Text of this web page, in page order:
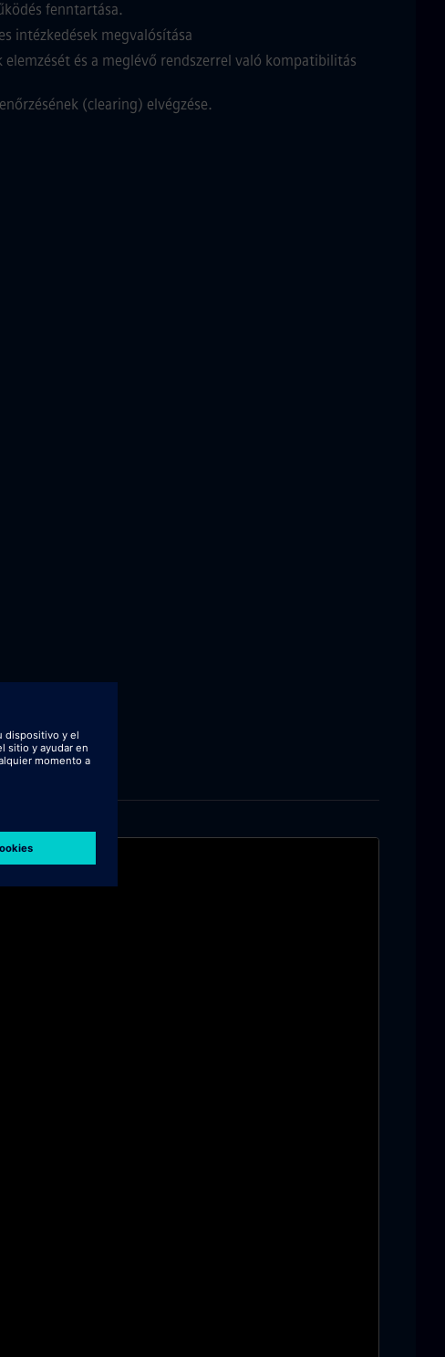
fenntartása.
intézkedések megvalósítása
és a meglévő rendszerrel való kompatibilitás
(clearing) elvégzése.